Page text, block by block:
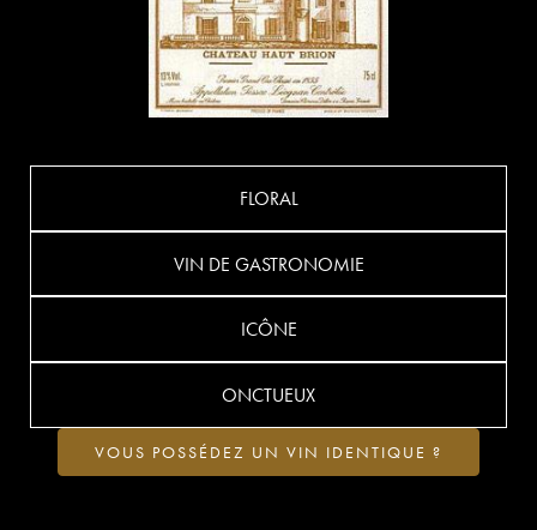
FLORAL
VIN DE GASTRONOMIE
ICÔNE
ONCTUEUX
VOUS POSSÉDEZ UN VIN IDENTIQUE ?